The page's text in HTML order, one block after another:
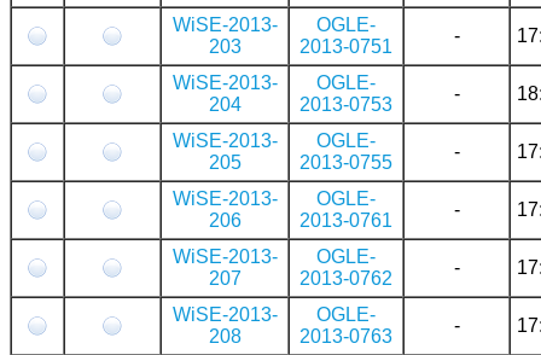
WiSE-2013-
203
OGLE-
2013-0751
-
WiSE-2013-
204
OGLE-
2013-0753
-
WiSE-2013-
205
OGLE-
2013-0755
-
WiSE-2013-
206
OGLE-
2013-0761
-
WiSE-2013-
207
OGLE-
2013-0762
-
WiSE-2013-
208
OGLE-
2013-0763
-